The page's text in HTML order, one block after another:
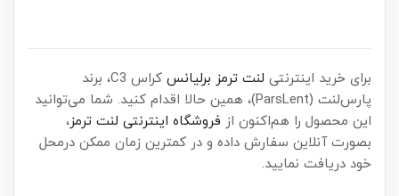
برای خرید اینترنتی لنت ترمز برلیانس
کراس C3، برند
پارس‌لنت (ParsLent)، همین حالا اقدام کنید. شما می‌توانید
این محصول را هم‌اکنون از فروشگاه اینترنتی لنت ترمز،
بصورت آنلاین سفارش داده و در کمترین زمان ممکن درمحل
خود دریافت نمایید.